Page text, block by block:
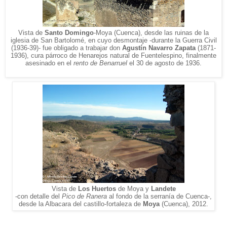
Vista de Santo Domingo-Moya (Cuenca), desde las ruinas de la
iglesia de San Bartolomé, en cuyo desmontaje -durante la Guerra Civil
(1936-39)- fue obligado a trabajar don Agustín Navarro Zapata (1871-
1936), cura párroco de Henarejos natural de Fuentelespino, finalmente
asesinado en el rento de Benarruel el 30 de agosto de 1936.
Vista de Los Huertos de Moya y Landete
-con detalle del Pico de Ranera al fondo de la serranía de Cuenca-,
desde la Albacara del castillo-fortaleza de Moya (Cuenca), 2012.